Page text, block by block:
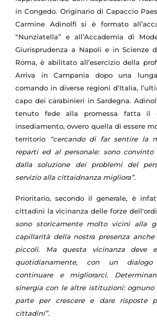
in Congedo. Originario di Capaccio
Carmine Adinolfi si è formato
“Nunziatella” e all’Accademia di
Giurisprudenza a Napoli e in Scienze
Roma, è abilitato all’esercizio della
Arriva in Campania dopo una
comando in diverse regioni d’Italia,
capo dei carabinieri in Sardegna.
tenuto fede alla promessa fatta il
insediamento, ovvero quella di essere
territorio
“cercando di far sentire la
reparti ed al personale: sono
dalla soluzione dei problemi del
servizio alla cittaidnanza migliora”.
Prioritario, secondo il generale, è
cittadini la vicinanza delle forze
sono storicamente molto vicini alla
capillarità della nostra presenza
piccoli. Ma questa vicinanza deve
quotidianamente, con un
continuare e migliorarci.
sinergia con le altre istituzioni: ognuno
parte per crescere e dare risposte
cittadini”.